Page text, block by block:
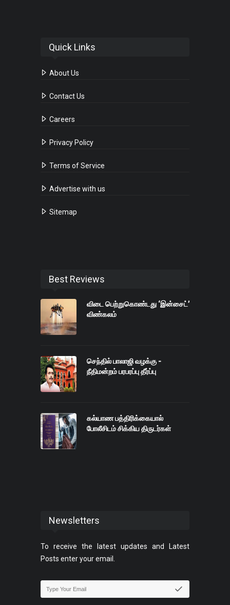
Quick Links
About Us
Contact Us
Careers
Privacy Policy
Terms of Service
Advertise with us
Sitemap
Best Reviews
விடை பெற்றுகொண்டது ‘இன்சைட்’
விண்கலம்
செந்தில் பாலாஜி வழக்கு -
நீதிமன்றம் பரபரப்பு தீர்ப்பு
கல்யாண பத்திரிக்கையால்
போலீசிடம் சிக்கிய திருடர்கள்
Newsletters
To receive the latest updates and Latest
Posts enter your email.